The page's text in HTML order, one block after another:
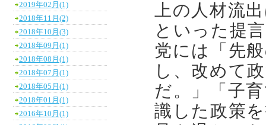
上の人材流
といった提
党には「先
し、改めて
だ。」「子
識した政策
2019年02月(1)
2018年11月(2)
2018年10月(3)
2018年09月(1)
2018年08月(1)
2018年07月(1)
2018年05月(1)
2018年01月(1)
2016年10月(1)